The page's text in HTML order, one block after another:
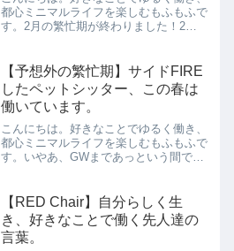
都心ミニマルライフを楽しむもふもふで
す。2月の繁忙期が終わりました！2月
のことなのですが、初日は隠れる人見知
りの猫さんたちも、最終日に...
【予想外の繁忙期】サイドFIRE
したペットシッター、この春は
働いています。
こんにちは。好きなことでゆるく働き、
都心ミニマルライフを楽しむもふもふで
す。いやあ、GWまであっという間です
分以下に縮小したのですが、あれ？この
春は、予想外に忙しいぞ…...
【RED Chair】自分らしく生
き、好きなことで働く先人達の
言葉。